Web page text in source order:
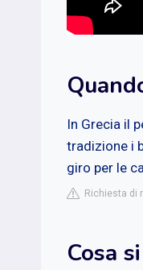
In Grecia il
tradizione i
giro per le
Richiesta di
Cosa